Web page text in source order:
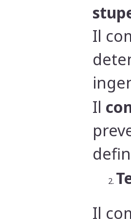
Il
Il
Il